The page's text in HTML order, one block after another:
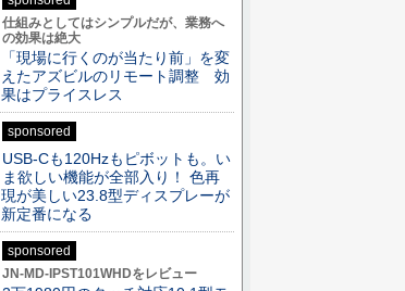
仕組みとしてはシンプルだが、業務へ
の効果は絶大
「現場に行くのが当たり前」を変
えたアズビルのリモート調整 効
果はプライスレス
sponsored
USB-Cも120Hzもピボットも。い
ま欲しい機能が全部入り！ 色再
現が美しい23.8型ディスプレーが
新定番になる
sponsored
JN-MD-IPST101WHDをレビュー